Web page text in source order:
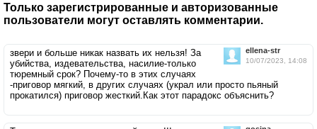
Только зарегистрированные и авторизованные
пользователи могут оставлять комментарии.
ellena-str
10/07/2023, 14:08
звери и больше никак назвать их нельзя! За
убийства, издевательства, насилие-только
тюремный срок? Почему-то в этих случаях
-приговор мягкий, в других случаях (украл или просто пьяный
прокатился) приговор жесткий.Как этот парадокс объяснить?